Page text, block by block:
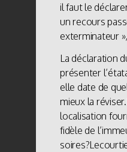
il faut le
un recours
exterminateur
La déclaration
présenter
elle date de
mieux la
localisation
fidèle de